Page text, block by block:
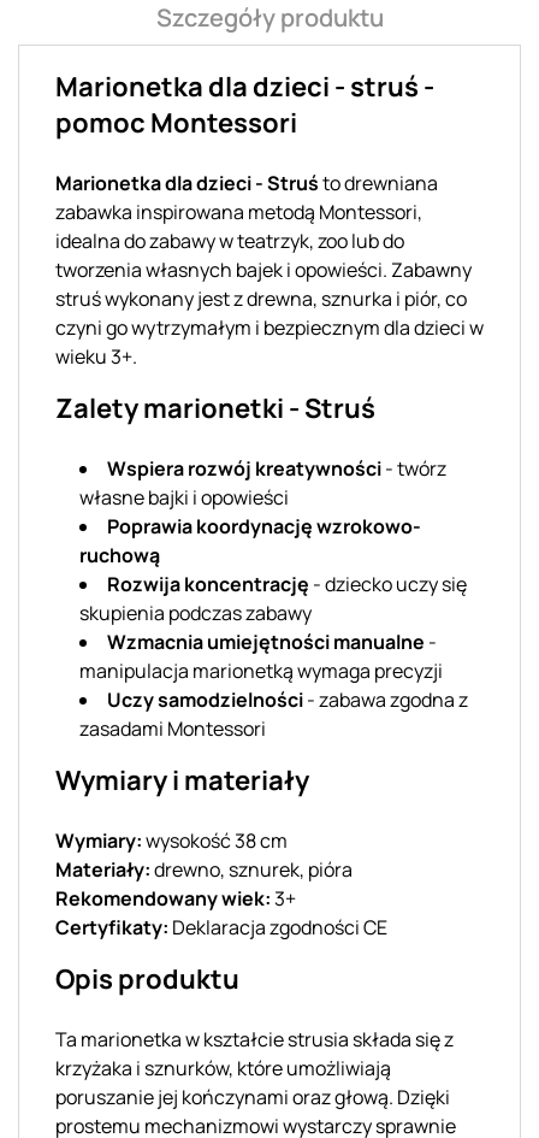
Szczegóły produktu
Marionetka dla dzieci - struś -
pomoc Montessori
Marionetka dla dzieci - Struśto drewniana
zabawka inspirowana metodą Montessori,
idealna do zabawy w teatrzyk, zoo lub do
tworzenia własnych bajek i opowieści. Zabawny
struś wykonany jest z drewna, sznurka i piór, co
czyni go wytrzymałym i bezpiecznym dla dzieci w
wieku 3+.
Zalety marionetki - Struś
Wspiera rozwój kreatywności- twórz
własne bajki i opowieści
Poprawia koordynację wzrokowo-
ruchową
Rozwija koncentrację - dziecko uczy się
skupienia podczas zabawy
Wzmacnia umiejętności manualne -
manipulacja marionetką wymaga precyzji
Uczy samodzielności- zabawa zgodna z
zasadami Montessori
Wymiary i materiały
Wymiary:wysokość 38 cm
Materiały:drewno, sznurek, pióra
Rekomendowany wiek:3+
Certyfikaty: Deklaracja zgodności CE
Opis produktu
Ta marionetka w kształcie strusia składa się z
krzyżaka i sznurków, które umożliwiają
poruszanie jej kończynami oraz głową. Dzięki
prostemu mechanizmowi wystarczy sprawnie